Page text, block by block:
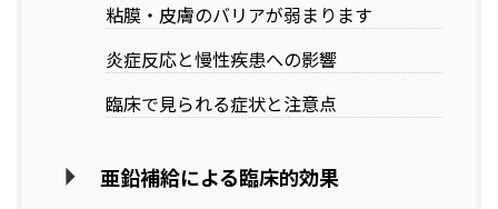
粘膜・皮膚のバリアが弱まります
炎症反応と慢性疾患への影響
臨床で見られる症状と注意点
亜鉛補給による臨床的効果